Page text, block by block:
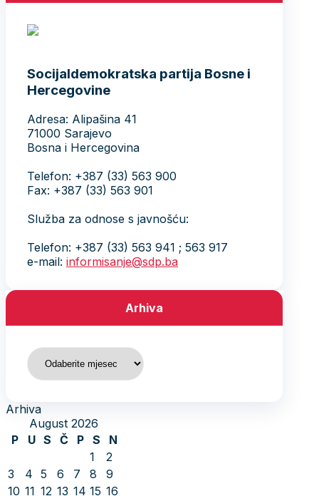
Socijaldemokratska partija Bosne i
Hercegovine
Adresa: Alipašina 41
71000 Sarajevo
Bosna i Hercegovina
Telefon: +387 (33) 563 900
Fax: +387 (33) 563 901
Služba za odnose s javnošću:
Telefon: +387 (33) 563 941 ; 563 917
e-mail: informisanje@sdp.ba
Arhiva
Arhiva
Arhiva
August 2026
P
U S Č P S
N
1
2
3
4 5 6 7 8
9
10 11 12 13 14 15 16